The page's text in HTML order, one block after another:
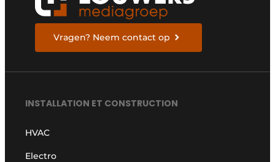
Vragen? Neem contact op
INSTALLATION ET CONSTRUCTION
HVAC
Electro